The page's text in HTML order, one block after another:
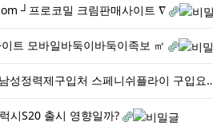
┘프로코밀 크림판매사이트 ∇
트 모바일바둑이바둑이족보 ㎡
정력제구입처 스페니쉬플라이 구입요
시S20 출시 영향일까?